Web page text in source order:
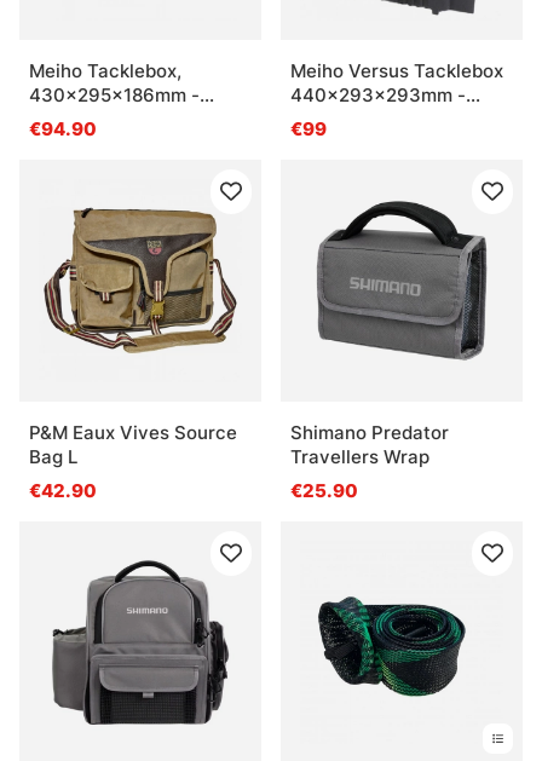
Meiho Tacklebox,
430x295x186mm -
Black
€94.90
Meiho Versus Tacklebox
440x293x293mm -
Green
€99
P&M Eaux Vives Source
Bag L
€42.90
Shimano Predator
Travellers Wrap
€25.90